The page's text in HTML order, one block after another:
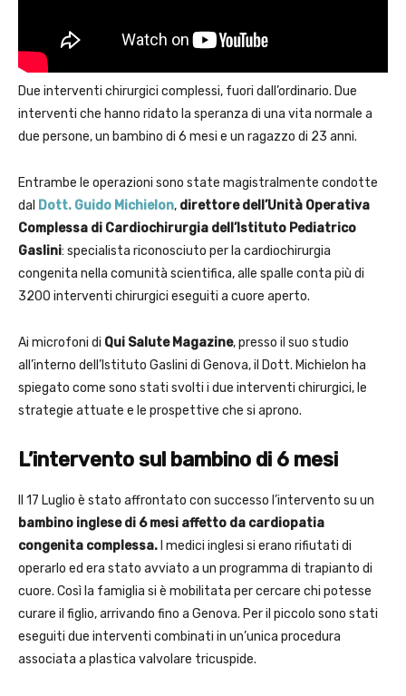
Due interventi chirurgici complessi, fuori dall’ordinario. Due
interventi che hanno ridato la speranza di una vita normale a
due persone, un bambino di 6 mesi e un ragazzo di 23 anni.
Entrambe le operazioni sono state magistralmente condotte
dal Dott. Guido Michielon, direttore dell’Unità Operativa
Complessa di Cardiochirurgia dell’Istituto Pediatrico
Gaslini: specialista riconosciuto per la cardiochirurgia
congenita nella comunità scientifica, alle spalle conta più di
3200 interventi chirurgici eseguiti a cuore aperto.
Ai microfoni di Qui Salute Magazine, presso il suo studio
all’interno dell’Istituto Gaslini di Genova, il Dott. Michielon ha
spiegato come sono stati svolti i due interventi chirurgici, le
strategie attuate e le prospettive che si aprono.
L’intervento sul bambino di 6 mesi
Il 17 Luglio è stato affrontato con successo l’intervento su un
bambino inglese di 6 mesi affetto da cardiopatia
congenita complessa. I medici inglesi si erano rifiutati di
operarlo ed era stato avviato a un programma di trapianto di
cuore. Così la famiglia si è mobilitata per cercare chi potesse
curare il figlio, arrivando fino a Genova. Per il piccolo sono stati
eseguiti due interventi combinati in un’unica procedura
associata a plastica valvolare tricuspide.